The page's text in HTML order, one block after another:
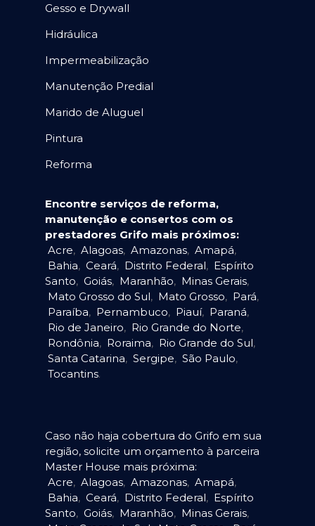
Gesso e Drywall
Hidráulica
Impermeabilização
Manutenção Predial
Marido de Aluguel
Pintura
Reforma
Encontre serviços de reforma,
manutenção e consertos com os
prestadores Grifo mais próximos:
Acre, Alagoas, Amazonas, Amapá,
Bahia, Ceará, Distrito Federal, Espírito
Santo, Goiás, Maranhão, Minas Gerais,
Mato Grosso do Sul, Mato Grosso, Pará,
Paraíba, Pernambuco, Piauí, Paraná,
Rio de Janeiro, Rio Grande do Norte,
Rondônia, Roraima, Rio Grande do Sul,
Santa Catarina, Sergipe, São Paulo,
Tocantins.
Caso não haja cobertura do Grifo em sua
região, solicite um orçamento à parceira
Master House mais próxima:
Acre, Alagoas, Amazonas, Amapá,
Bahia, Ceará, Distrito Federal, Espírito
Santo, Goiás, Maranhão, Minas Gerais,